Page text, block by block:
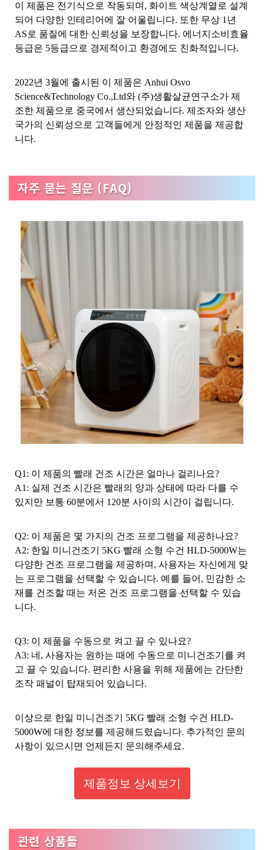
이 제품은 전기식으로 작동되며, 화이트 색상계열로 설계
되어 다양한 인테리어에 잘 어울립니다. 또한 무상 1년
AS로 품질에 대한 신뢰성을 보장합니다. 에너지소비효율
등급은 5등급으로 경제적이고 환경에도 친화적입니다.
2022년 3월에 출시된 이 제품은 Anhui Osvo
Science&Technology Co.,Ltd와 (주)생활살균연구소가 제
조한 제품으로 중국에서 생산되었습니다. 제조자와 생산
국가의 신뢰성으로 고객들에게 안정적인 제품을 제공합
니다.
자주 묻는 질문 (FAQ)
Q1: 이 제품의 빨래 건조 시간은 얼마나 걸리나요?
A1: 실제 건조 시간은 빨래의 양과 상태에 따라 다를 수
있지만 보통 60분에서 120분 사이의 시간이 걸립니다.
Q2: 이 제품은 몇 가지의 건조 프로그램을 제공하나요?
A2: 한일 미니건조기 5KG 빨래 소형 수건 HLD-5000W는
다양한 건조 프로그램을 제공하며, 사용자는 자신에게 맞
는 프로그램을 선택할 수 있습니다. 예를 들어, 민감한 소
재를 건조할 때는 저온 건조 프로그램을 선택할 수 있습
니다.
Q3: 이 제품을 수동으로 켜고 끌 수 있나요?
A3: 네, 사용자는 원하는 때에 수동으로 미니건조기를 켜
고 끌 수 있습니다. 편리한 사용을 위해 제품에는 간단한
조작 패널이 탑재되어 있습니다.
이상으로 한일 미니건조기 5KG 빨래 소형 수건 HLD-
5000W에 대한 정보를 제공해드렸습니다. 추가적인 문의
사항이 있으시면 언제든지 문의해주세요.
제품정보 상세보기
관련 상품들